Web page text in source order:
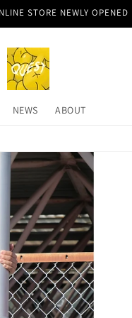
STORE NEWLY OPENED
NEWS ABOUT